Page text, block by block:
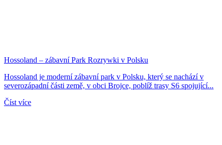
Hossoland – zábavní Park Rozrywki v Polsku
Hossoland je moderní zábavní park v Polsku, který se nachází v
severozápadní části země, v obci Brojce, poblíž trasy S6 spojující...
Číst více